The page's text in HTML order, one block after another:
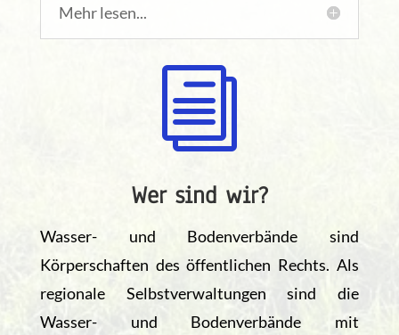
Mehr lesen...
i
Wer sind wir?
Wasser- und Bodenverbände sind
Körperschaften des öffentlichen Rechts. Als
regionale Selbstverwaltungen sind die
Wasser- und Bodenverbände mit